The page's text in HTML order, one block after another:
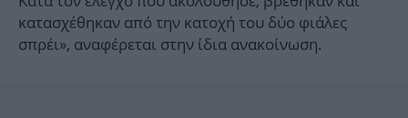
κατασχέθηκαν από την κατοχή του δύο φιάλες
σπρέι», αναφέρεται στην ίδια ανακοίνωση.